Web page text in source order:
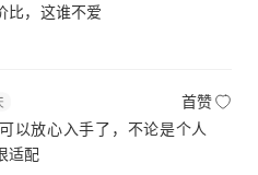
比，这谁不爱
首赞
以放心入手了，不论是个人
适配